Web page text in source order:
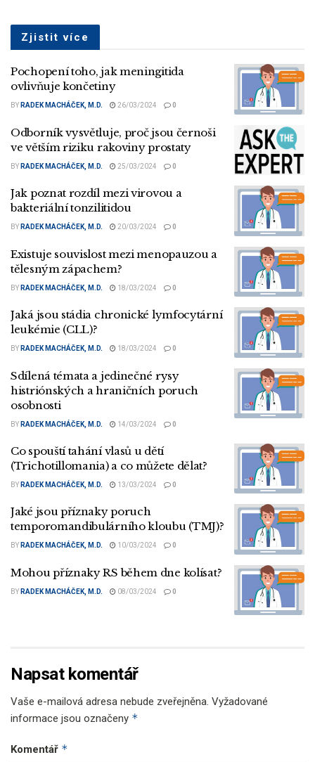
Zjistit více
Pochopení toho, jak meningitida
ovlivňuje končetiny
BY RADEK MACHÁČEK, M.D. 26/03/2024 0
Odborník vysvětluje, proč jsou černoši
ve větším riziku rakoviny prostaty
BY RADEK MACHÁČEK, M.D. 25/03/2024 0
Jak poznat rozdíl mezi virovou a
bakteriální tonzilitidou
BY RADEK MACHÁČEK, M.D. 20/03/2024 0
Existuje souvislost mezi menopauzou a
tělesným zápachem?
BY RADEK MACHÁČEK, M.D. 18/03/2024 0
Jaká jsou stádia chronické lymfocytární
leukémie (CLL)?
BY RADEK MACHÁČEK, M.D. 18/03/2024 0
Sdílená témata a jedinečné rysy
histriónských a hraničních poruch
osobnosti
BY RADEK MACHÁČEK, M.D. 14/03/2024 0
Co spouští tahání vlasů u dětí
(Trichotillomania) a co můžete dělat?
BY RADEK MACHÁČEK, M.D. 13/03/2024 0
Jaké jsou příznaky poruch
temporomandibulárního kloubu (TMJ)?
BY RADEK MACHÁČEK, M.D. 10/03/2024 0
Mohou příznaky RS během dne kolísat?
BY RADEK MACHÁČEK, M.D. 08/03/2024 0
Napsat komentář
Vaše e-mailová adresa nebude zveřejněna. Vyžadované
informace jsou označeny *
Komentář *